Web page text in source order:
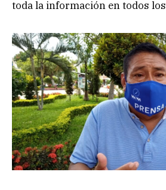
toda la información en todos